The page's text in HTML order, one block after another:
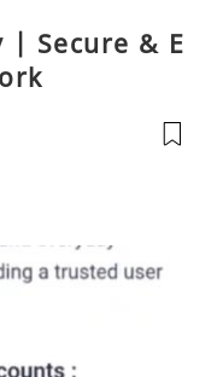
Secure & E